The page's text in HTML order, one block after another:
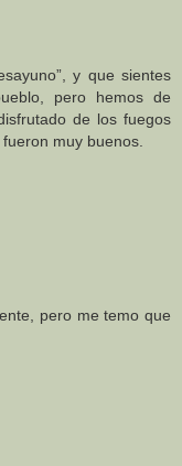
y que sientes
pero hemos de
de los fuegos
muy buenos.
pero me temo que